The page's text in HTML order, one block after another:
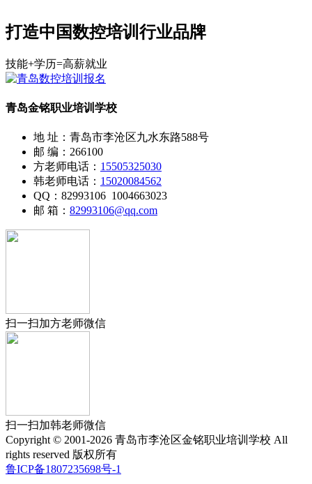
打造中国数控培训行业品牌
技能+学历=高薪就业
青岛金铭职业培训学校
地 址：青岛市李沧区九水东路588号
邮 编：266100
方老师电话： 15505325030
韩老师电话： 15020084562
QQ：82993106 1004663023
邮 箱： 82993106@qq.com
扫一扫加方老师微信
扫一扫加韩老师微信
Copyright © 2001-2026 青岛市李沧区金铭职业培训学校 All
rights reserved 版权所有
鲁ICP备1807235698号-1